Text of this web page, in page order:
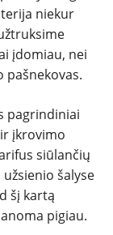
niekur
įdomiau, nei
pašnekovas.
pagrindiniai
įkrovimo
siūlančių
šalyse
šį kartą
pigiau.